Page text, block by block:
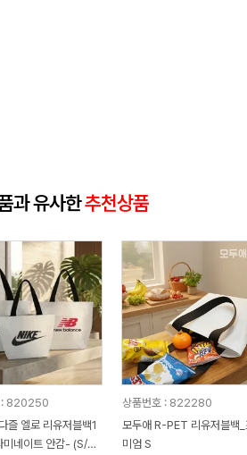
과 유사한추천상품
: 820250
즐 엘로 리유저블백1
네이트 안감- (S/M/
상품번호 : 822280
모두애 R-PET 리유저블백_
미엄 S